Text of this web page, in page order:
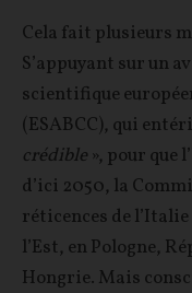
Cela fait plusieurs
S’appuyant sur un
scientifique
(ESABCC), qui
crédible », pour que
d’ici 2050, la
réticences de l’Italie
l’Est, en Pologne,
Hongrie. Mais